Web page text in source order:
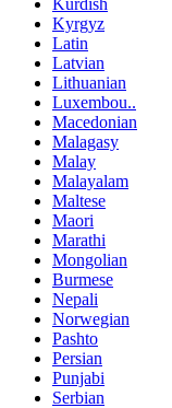
Kyrgyz
Latin
Latvian
Lithuanian
Luxembou..
Macedonian
Malagasy
Malay
Malayalam
Maltese
Maori
Marathi
Mongolian
Burmese
Nepali
Norwegian
Pashto
Persian
Punjabi
Serbian